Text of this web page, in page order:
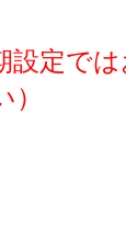
設定では